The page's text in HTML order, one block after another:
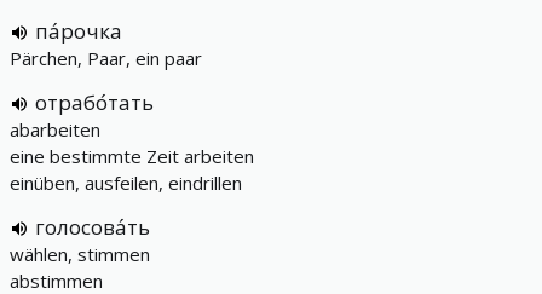
па́рочка
Pärchen, Paar, ein paar
отрабо́тать
abarbeiten
eine bestimmte Zeit arbeiten
einüben, ausfeilen, eindrillen
голосова́ть
wählen, stimmen
abstimmen